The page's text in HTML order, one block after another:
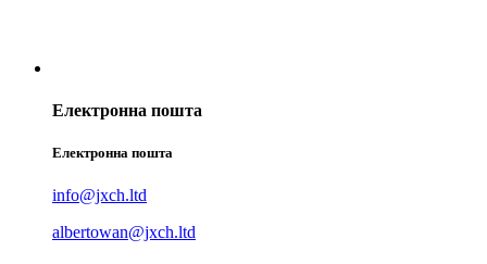
Електронна пошта
Електронна пошта
info@jxch.ltd
albertowan@jxch.ltd